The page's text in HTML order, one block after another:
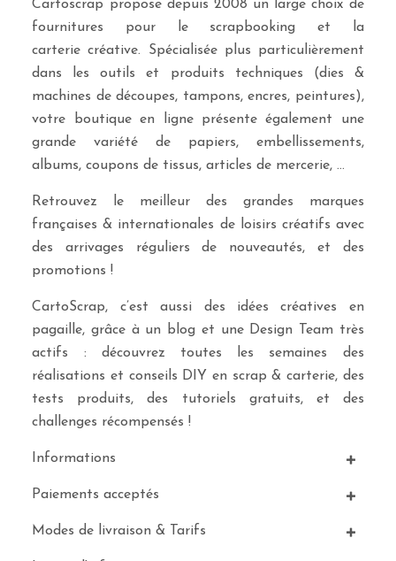
Cartoscrap propose depuis 2008 un large choix de
fournitures pour le scrapbooking et la
carterie créative. Spécialisée plus particulièrement
dans les outils et produits techniques (dies &
machines de découpes, tampons, encres, peintures),
votre boutique en ligne présente également une
grande variété de papiers, embellissements,
albums, coupons de tissus, articles de mercerie, …
Retrouvez le meilleur des grandes marques
françaises & internationales de loisirs créatifs avec
des arrivages réguliers de nouveautés, et des
promotions !
CartoScrap, c’est aussi des idées créatives en
pagaille, grâce à un blog et une Design Team très
actifs : découvrez toutes les semaines des
réalisations et conseils DIY en scrap & carterie, des
tests produits, des tutoriels gratuits, et des
challenges récompensés !
Informations
Paiements acceptés
Modes de livraison & Tarifs